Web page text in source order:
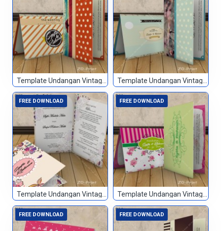
FREE DOWNLOAD FREE DOWNLOAD
FREE DOWNLOAD FREE DOWNLOAD